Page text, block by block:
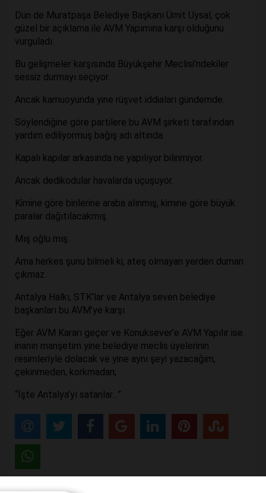
Dün de Muratpaşa Belediye Başkanı Ümit Uysal, çok
güzel bir açıklama ile AVM Yapımına karşı olduğunu
vurguladı.
Bu gelişmeler karşısında Büyükşehir Meclisi’ndekiler
sessiz durmayı seçiyor.
Ancak kamuoyunda yine rüşvet iddiaları gündemde.
Söylendiğine göre partilere bu AVM şirketi tarafından
yardım ediliyormuş bağış adı altında.
Kapalı kapılar arkasında ne yapılıyor bilinmiyor.
Ancak dedikodular havalarda uçuşuyor.
Kimine göre birilerine araba alınmış, kimine göre büyük
paralar dağıtılacakmış.
Mış oğlu mış.
Ama herkes şunu bilmeli ki, ateş olmayan yerden duman
çıkmaz.
Antalya Halkı, STK’lar ve Antalya seven belediye
başkanları bu AVM’ye karşı.
Eğer AVM Kararı geçer ve Konuksever’e AVM Yapılır ise
inanın manşetim yine belediye meclis üyelerinin
resimleriyle dolacak ve yine aynı şeyi yazacağım,
çekinmeden, korkmadan;
“İşte Antalya’yı satanlar…”